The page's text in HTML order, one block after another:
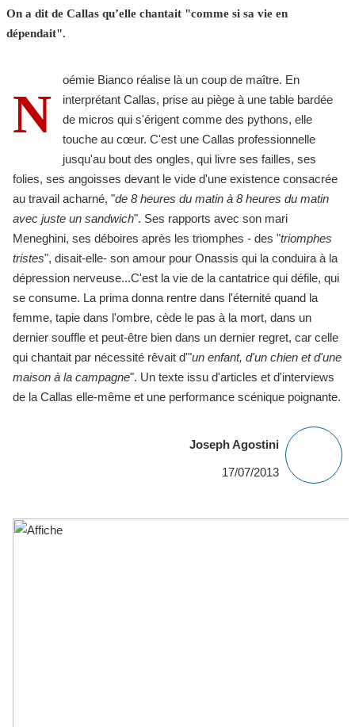
On a dit de Callas qu’elle chantait "comme si sa vie en
dépendait".
N
oémie Bianco réalise là un coup de maître. En
interprétant Callas, prise au piège à une table bardée
de micros qui s'érigent comme des pythons, elle
touche au cœur. C'est une Callas professionnelle
jusqu'au bout des ongles, qui livre ses failles, ses
folies, ses angoisses devant le vide d'une existence consacrée
au travail acharné, "de 8 heures du matin à 8 heures du matin
avec juste un sandwich". Ses rapports avec son mari
Meneghini, ses déboires après les triomphes - des "triomphes
tristes", disait-elle- son amour pour Onassis qui la conduira à la
dépression nerveuse...C'est la vie de la cantatrice qui défile, qui
se consume. La prima donna rentre dans l'éternité quand la
femme, tapie dans l'ombre, cède le pas à la mort, dans un
dernier souffle et peut-être bien dans un dernier regret, car celle
qui chantait par nécessité rêvait d'"un enfant, d'un chien et d'une
maison à la campagne". Un texte issu d'articles et d'interviews
de la Callas elle-même et une performance scénique poignante.
Joseph Agostini
17/07/2013